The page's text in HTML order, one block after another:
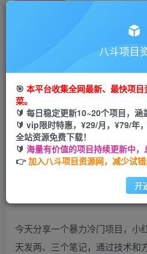
此内容为付费阅读，请付费后查看
金币9.9
会员免费
您当前未登录！建
今天分享一个暴力冷门项目，小
天发两、三个笔记，通过技术和
八斗项目
🎯 本平台收集全网最新、最快项
菜。
🔰 每日稳定更新10~20个项目，涵
🔰 vip限时特惠，¥29/月，¥79/年
全站资源免费下载！
🔰 海量有价值的项目持续更新中
👉加入八斗项目资源网，减少试错
开